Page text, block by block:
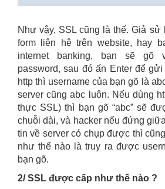
Như vậy, SSL cũng là thế. Giả sử
form liên hệ trên website, hay
internet banking, bạn sẽ gõ
password, sau đó ấn Enter để
http thì username của bạn gõ là
server cũng abc luôn. Nếu dùng
thực SSL) thì bạn gõ “abc” sẽ
chuỗi dài, và hacker nếu đứng
tin về server có chụp được thì
như thế nào là truy ra được
bạn gõ.
2/ SSL được cấp như thế nào ?